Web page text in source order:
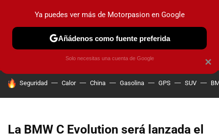
PRUEBAS COCHES ELÉCTRICOS OBSERVATORIO
HOY SE HABLA DE
Seguridad Calor China Gasolina GPS SUV
La BMW C Evolution será lanzada el
×
Ya puedes ver más de Motorpasion en Google
Añádenos como fuente preferida
Solo necesitas una cuenta de Google